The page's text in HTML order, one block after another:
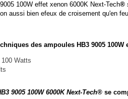
100W effet xenon 6000K Next-Tech®
aussi bien efeux de croisement qu'en
des ampoules HB3 9005 100W
Watts
9005 100W 6000K Next-Tech® se